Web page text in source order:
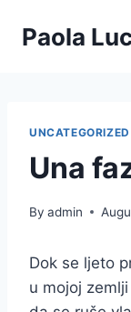
Paola
UNCATEGORIZED
Una
By admin
Dok se ljeto
u mojoj